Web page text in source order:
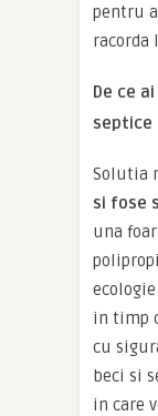
pentru
racorda
De ce
septice
Solutia
si fose
una
in timp
cu
beci si
in care